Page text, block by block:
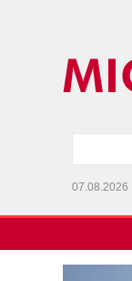
07.08.2026